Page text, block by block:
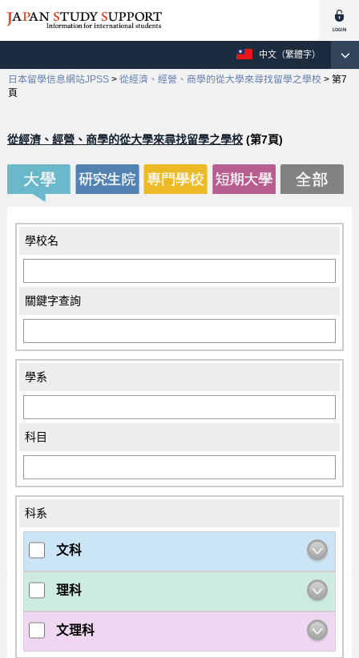
中文（繁體字）
日本留學信息網站JPSS > 從經濟、經營、商學的從大學來尋找留學之學校 > 第7
頁
從經濟、經營、商學的從大學來尋找留學之學校(第7頁)
學校名
關鍵字查詢
學系
科目
科系
文科
理科
文理科